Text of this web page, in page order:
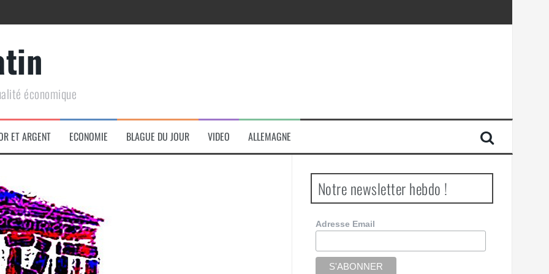
de conquête géopolitique massive
économique
ET ARGENT ECONOMIE BLAGUE DU JOUR VIDEO ALLEMAGNE
Notre newsletter hebdo !
Adresse Email